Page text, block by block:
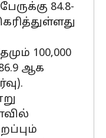
84.8-
100,000
ஆக